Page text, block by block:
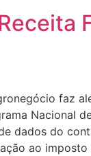
faz
Nacional
dados do
ao